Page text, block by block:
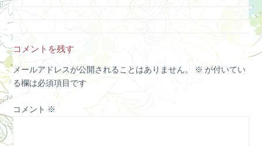
コメントを残す
メールアドレスが公開されることはありません。 ※ が付いてい
る欄は必須項目です
コメント ※